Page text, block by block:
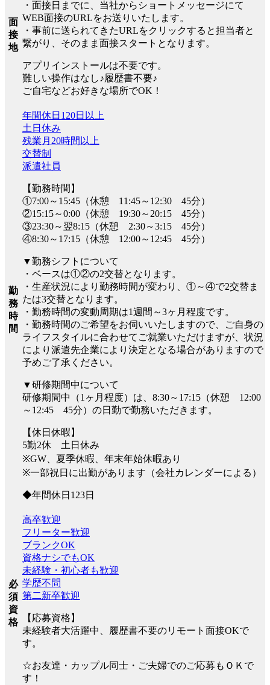
面
接
地
・面接日までに、当社からショートメッセージにて
WEB面接のURLをお送りいたします。
・事前に送られてきたURLをクリックすると担当者と
繋がり、そのまま面接スタートとなります。
アプリインストールは不要です。
難しい操作はなし♪履歴書不要♪
ご自宅などお好きな場所でOK！
勤
務
時
間
年間休日120日以上
土日休み
残業月20時間以上
交替制
派遣社員
【勤務時間】
①7:00～15:45（休憩 11:45～12:30 45分）
②15:15～0:00（休憩 19:30～20:15 45分）
③23:30～翌8:15（休憩 2:30～3:15 45分）
④8:30～17:15（休憩 12:00～12:45 45分）
▼勤務シフトについて
・ベースは①②の2交替となります。
・生産状況により勤務時間が変わり、①～④で2交替ま
たは3交替となります。
・勤務時間の変動周期は1週間～3ヶ月程度です。
・勤務時間のご希望をお伺いいたしますので、ご自身の
ライフスタイルに合わせてご就業いただけますが、状況
により派遣先企業により決定となる場合がありますので
予めご了承ください。
▼研修期間中について
研修期間中（1ヶ月程度）は、8:30～17:15（休憩 12:00
～12:45 45分）の日勤で勤務いただきます。
【休日休暇】
5勤2休 土日休み
※GW、夏季休暇、年末年始休暇あり
※一部祝日に出勤があります（会社カレンダーによる）
◆年間休日123日
必
須
資
格
高卒歓迎
フリーター歓迎
ブランクOK
資格ナシでもOK
未経験・初心者も歓迎
学歴不問
第二新卒歓迎
【応募資格】
未経験者大活躍中、履歴書不要のリモート面接OKで
す。
☆お友達・カップル同士・ご夫婦でのご応募もＯＫで
す！